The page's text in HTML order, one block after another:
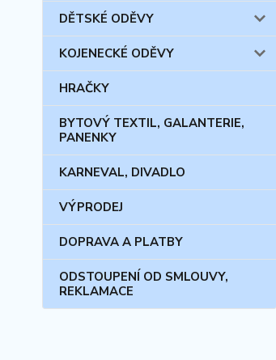
DĚTSKÉ ODĚVY
KOJENECKÉ ODĚVY
HRAČKY
BYTOVÝ TEXTIL, GALANTERIE,
PANENKY
KARNEVAL, DIVADLO
VÝPRODEJ
DOPRAVA A PLATBY
ODSTOUPENÍ OD SMLOUVY,
REKLAMACE